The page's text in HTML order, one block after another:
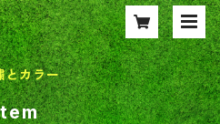
とカラー